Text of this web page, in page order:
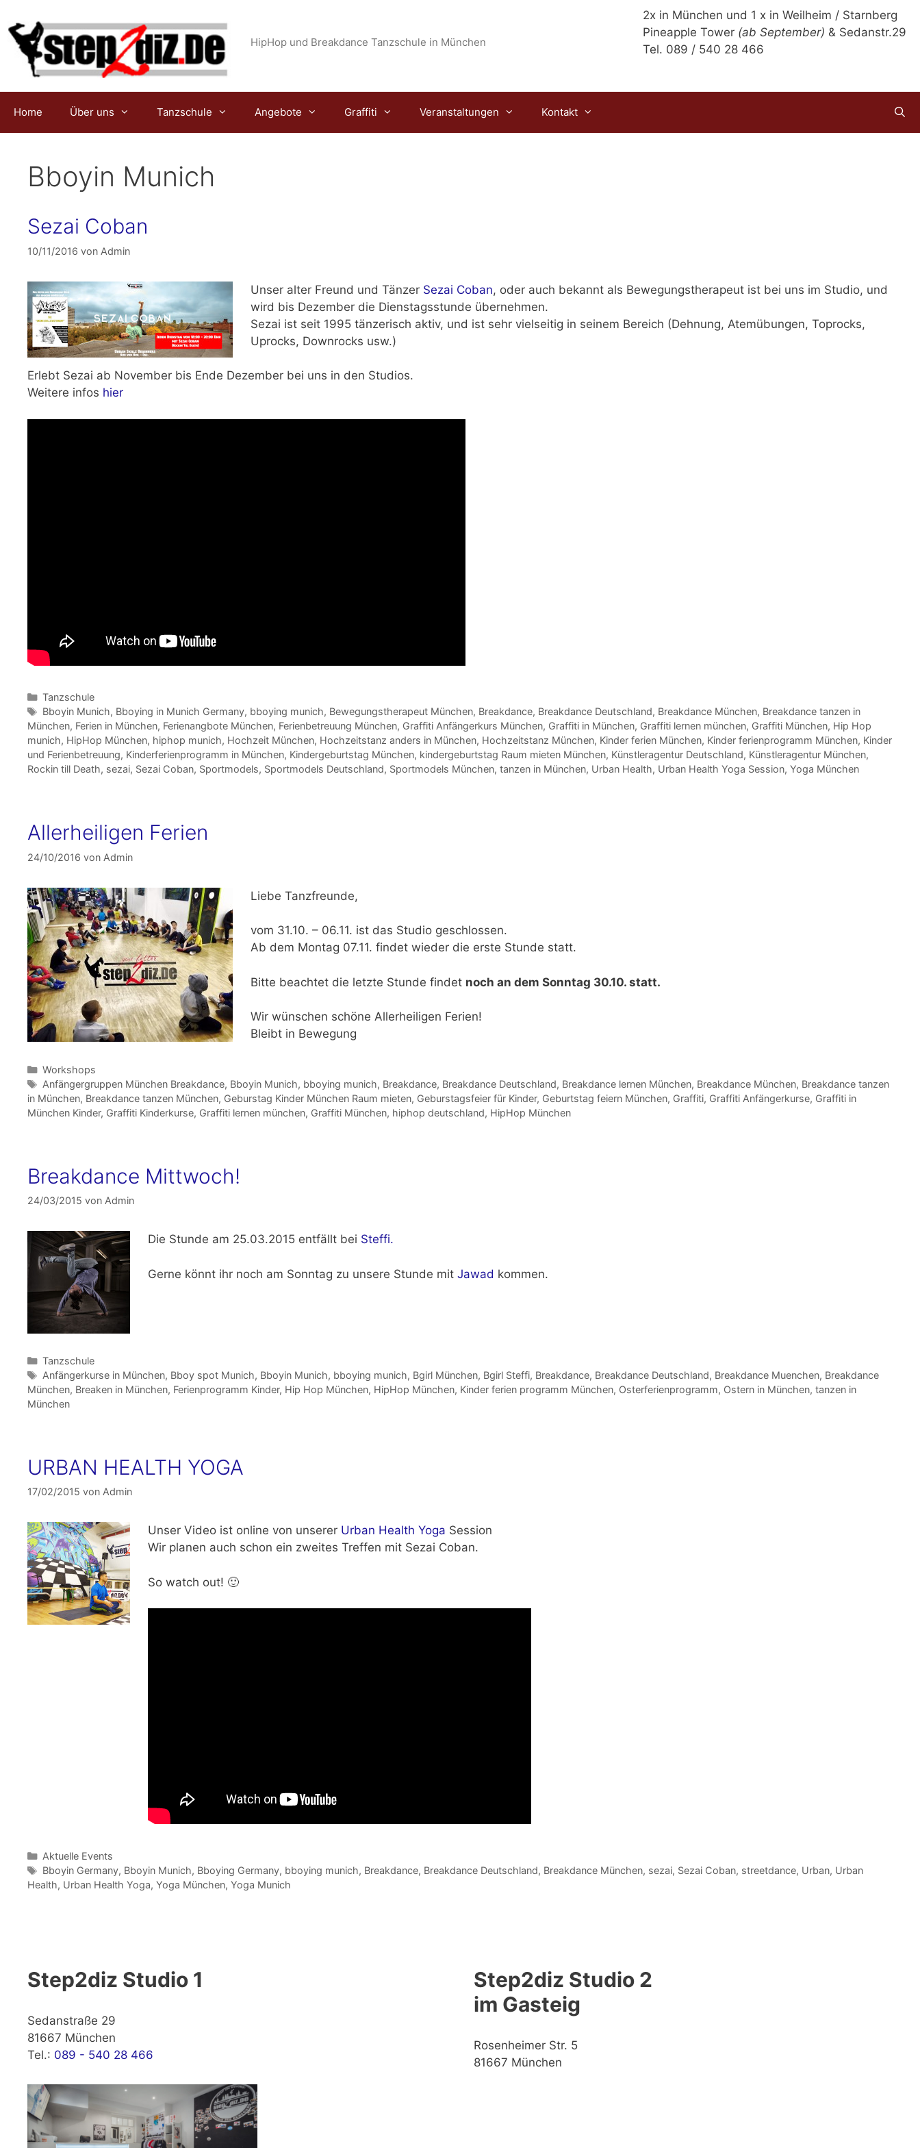
Inhalt
springen
2x in München und 1 x in Weilheim / Starnberg
Pineapple Tower (ab September) & Sedanstr.29
Tel. 089 / 540 28 466
HipHop und Breakdance Tanzschule in München
Home Über uns Tanzschule Angebote Graffiti Veranstaltungen Kontakt
Bboyin Munich
Sezai Coban
10/11/2016 von Admin
Unser alter Freund und Tänzer Sezai Coban, oder auch bekannt als Bewegungstherapeut ist bei uns im Studio, und
wird bis Dezember die Dienstagsstunde übernehmen.
Sezai ist seit 1995 tänzerisch aktiv, und ist sehr vielseitig in seinem Bereich (Dehnung, Atemübungen, Toprocks,
Uprocks, Downrocks usw.)
Erlebt Sezai ab November bis Ende Dezember bei uns in den Studios.
Weitere infos hier
Kategorien
Tanzschule
Schlagwörter
Bboyin Munich, Bboying in Munich Germany, bboying munich, Bewegungstherapeut München, Breakdance, Breakdance Deutschland, Breakdance München, Breakdance tanzen in
München, Ferien in München, Ferienangbote München, Ferienbetreuung München, Graffiti Anfängerkurs München, Graffiti in München, Graffiti lernen münchen, Graffiti München, Hip Hop
munich, HipHop München, hiphop munich, Hochzeit München, Hochzeitstanz anders in München, Hochzeitstanz München, Kinder ferien München, Kinder ferienprogramm München, Kinder
und Ferienbetreuung, Kinderferienprogramm in München, Kindergeburtstag München, kindergeburtstag Raum mieten München, Künstleragentur Deutschland, Künstleragentur München,
Rockin till Death, sezai, Sezai Coban, Sportmodels, Sportmodels Deutschland, Sportmodels München, tanzen in München, Urban Health, Urban Health Yoga Session, Yoga München
Allerheiligen Ferien
24/10/2016 von Admin
Liebe Tanzfreunde,
vom 31.10. – 06.11. ist das Studio geschlossen.
Ab dem Montag 07.11. findet wieder die erste Stunde statt.
Bitte beachtet die letzte Stunde findet noch an dem Sonntag 30.10. statt.
Wir wünschen schöne Allerheiligen Ferien!
Bleibt in Bewegung
Kategorien
Workshops
Schlagwörter
Anfängergruppen München Breakdance, Bboyin Munich, bboying munich, Breakdance, Breakdance Deutschland, Breakdance lernen München, Breakdance München, Breakdance tanzen
in München, Breakdance tanzen München, Geburstag Kinder München Raum mieten, Geburstagsfeier für Kinder, Geburtstag feiern München, Graffiti, Graffiti Anfängerkurse, Graffiti in
München Kinder, Graffiti Kinderkurse, Graffiti lernen münchen, Graffiti München, hiphop deutschland, HipHop München
Breakdance Mittwoch!
24/03/2015 von Admin
Die Stunde am 25.03.2015 entfällt bei Steffi.
Gerne könnt ihr noch am Sonntag zu unsere Stunde mit Jawad kommen.
Kategorien
Tanzschule
Schlagwörter
Anfängerkurse in München, Bboy spot Munich, Bboyin Munich, bboying munich, Bgirl München, Bgirl Steffi, Breakdance, Breakdance Deutschland, Breakdance Muenchen, Breakdance
München, Breaken in München, Ferienprogramm Kinder, Hip Hop München, HipHop München, Kinder ferien programm München, Osterferienprogramm, Ostern in München, tanzen in
München
URBAN HEALTH YOGA
17/02/2015 von Admin
Unser Video ist online von unserer Urban Health Yoga Session
Wir planen auch schon ein zweites Treffen mit Sezai Coban.
So watch out! 🙂
Kategorien
Aktuelle Events
Schlagwörter
Bboyin Germany, Bboyin Munich, Bboying Germany, bboying munich, Breakdance, Breakdance Deutschland, Breakdance München, sezai, Sezai Coban, streetdance, Urban, Urban
Health, Urban Health Yoga, Yoga München, Yoga Munich
Step2diz Studio 1
Sedanstraße 29
81667 München
Tel.: 089 - 540 28 466
Step2diz Studio 2
im Gasteig
Rosenheimer Str. 5
81667 München